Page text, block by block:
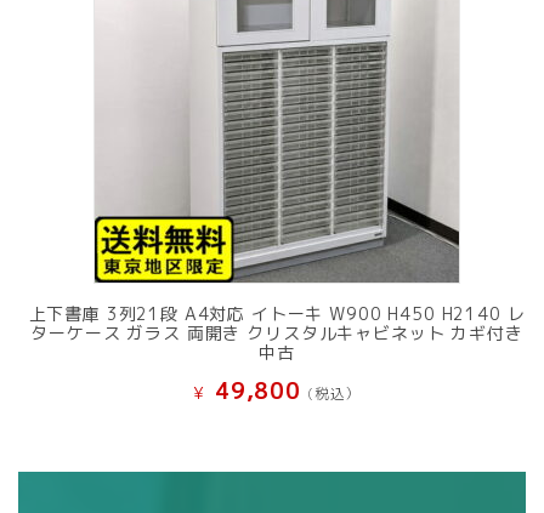
上下書庫 3列21段 A4対応 イトーキ W900 H450 H2140 レ
ターケース ガラス 両開き クリスタルキャビネット カギ付き
中古
¥ 49,800 (税込）